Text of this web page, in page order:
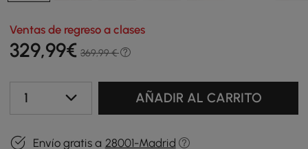
Ventas de regreso a clases
329,99€ 369,99 €
1 AÑADIR AL CARRITO
Envío gratis a 28001-Madrid